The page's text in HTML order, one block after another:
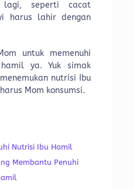
lagi, seperti cacat
harus lahir dengan
untuk memenuhi
ya. Yuk simak
nutrisi Ibu
Mom konsumsi.
Nutrisi Ibu Hamil
Membantu Penuhi